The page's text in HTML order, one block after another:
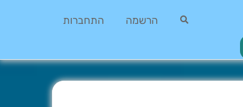
הרשמה התחברות